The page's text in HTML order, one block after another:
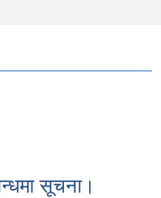
सूचना।